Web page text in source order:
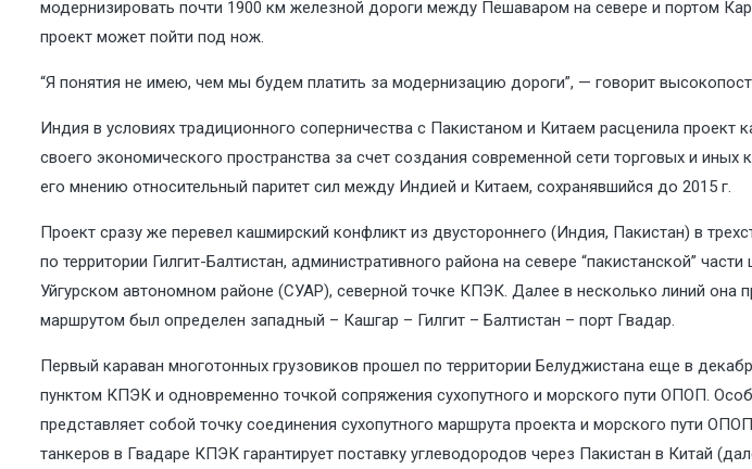
модернизировать почти 1900 км железной дороги между Пешаваром на севере и портом
проект может пойти под нож.
“Я понятия не имею, чем мы будем платить за модернизацию дороги”, — говорит
Индия в условиях традиционного соперничества с Пакистаном и Китаем расценила
своего экономического пространства за счет создания современной сети торговых и
его мнению относительный паритет сил между Индией и Китаем, сохранявшийся до 2015 г.
Проект сразу же перевел кашмирский конфликт из двустороннего (Индия, Пакистан) в
по территории Гилгит-Балтистан, административного района на севере “пакистанской”
Уйгурском автономном районе (СУАР), северной точке КПЭК. Далее в несколько линий она
маршрутом был определен западный – Кашгар – Гилгит – Балтистан – порт Гвадар.
Первый караван многотонных грузовиков прошел по территории Белуджистана еще в
пунктом КПЭК и одновременно точкой сопряжения сухопутного и морского пути ОПОП.
представляет собой точку соединения сухопутного маршрута проекта и морского пути
танкеров в Гвадаре КПЭК гарантирует поставку углеводородов через Пакистан в Китай